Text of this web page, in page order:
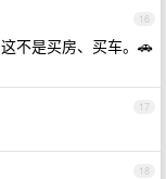
16
不是买房、买车。🚗
17
18